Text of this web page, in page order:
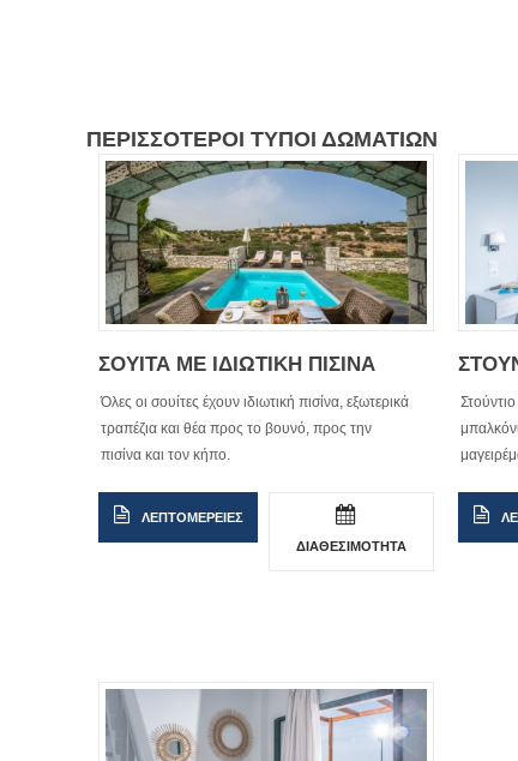
ΠΕΡΙΣΣΟΤΕΡΟΙ ΤΥΠΟΙ ΔΩΜΑΤΙΩΝ
ΣΟΥΙΤΑ ΜΕ ΙΔΙΩΤΙΚΗ ΠΙΣΙΝΑ
Όλες οι σουίτες έχουν ιδιωτική πισίνα, εξωτερικά
τραπέζια και θέα προς το βουνό, προς την
πισίνα και τον κήπο.
ΛΕΠΤΟΜΕΡΕΙΕΣ
ΔΙΑΘΕΣΙΜΟΤΗΤΑ